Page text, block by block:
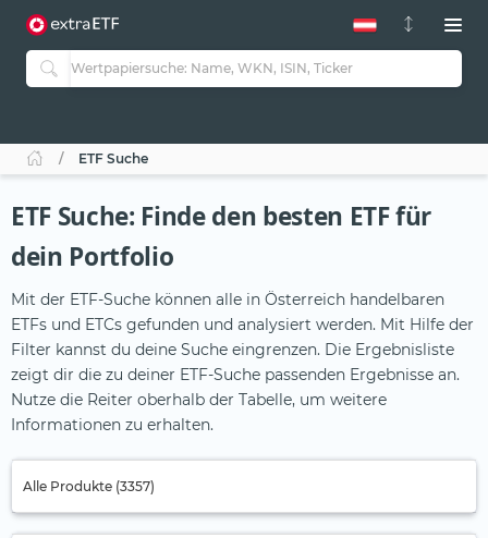
ETF Suche
ETF Suche: Finde den besten ETF für
dein Portfolio
Mit der ETF-Suche können alle in Österreich handelbaren
ETFs und ETCs gefunden und analysiert werden. Mit Hilfe der
Filter kannst du deine Suche eingrenzen. Die Ergebnisliste
zeigt dir die zu deiner ETF-Suche passenden Ergebnisse an.
Nutze die Reiter oberhalb der Tabelle, um weitere
Informationen zu erhalten.
Alle Produkte (3357)